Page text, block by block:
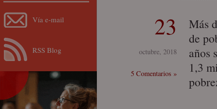
23
octubre, 2018
5 Comentarios »
Más
de
años
1,3
Vía e-mail
RSS Blog